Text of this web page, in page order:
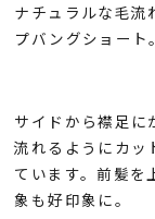
ナチュラルな毛流
プバングショート。
サイドから襟足に
流れるようにカッ
ています。前髪を
象も好印象に。